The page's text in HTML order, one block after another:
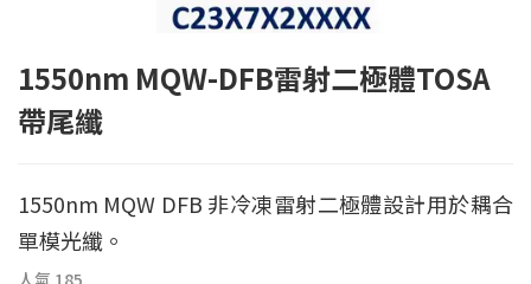
1550nm MQW-DFB雷射二極體TOSA
帶尾纖
1550nm MQW DFB 非冷凍雷射二極體設計用於耦合
單模光纖。
人氣 185